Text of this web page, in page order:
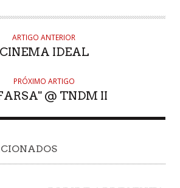
ARTIGO ANTERIOR
CINEMA IDEAL
PRÓXIMO ARTIGO
@ TNDM II